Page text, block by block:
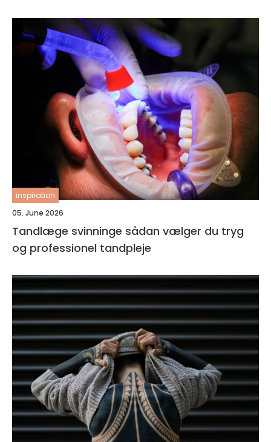
inspiration
05. June 2026
Tandlæge svinninge sådan vælger du tryg
og professionel tandpleje